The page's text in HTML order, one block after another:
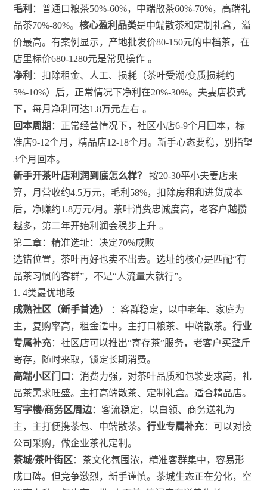
毛利 ：普通口粮茶50%-60%，中端散茶60%-70%，高端礼
品茶70%-80%。核心盈利品类是中端散茶和定制礼盒，溢
价最高。有案例显示，产地批发价80-150元的中档茶，在
店里标价680-1280元是常见操作 。
净利 ：扣除租金、人工、损耗（茶叶受潮/变质损耗约
5%-10%）后，正常情况下净利在20%-30%。夫妻店模式
下，每月净利可达1.8万元左右 。
回本周期 ：正常经营情况下，社区小店6-9个月回本，标
准店9-12个月，精品店12-18个月。新手心态要稳，别指望
3个月回本。
新手开茶叶店利润到底怎么样？
按20-30平小夫妻店来
算，月营收约4.5万元，毛利58%，扣除房租和进货成本
后，净赚约1.8万元/月。茶叶消费忠诚度高，老客户越攒
越多，第二年开始利润会稳步上升 。
第二章：精准选址：决定70%成败
选错位置，茶叶再好也卖不出去。选址的核心是匹配“有
品茶习惯的客群”，不是“人流量大就行”。
1. 4类最优地段
成熟社区（新手首选）
：客群稳定，以中老年、家庭为
主，复购率高，租金适中。主打口粮茶、中端散茶。行业
专属补充：社区店可以推出“寄存茶”服务，老客户买整斤
寄存，随时来取，锁定长期消费。
高端小区门口 ：消费力强，对茶叶品质和包装要求高，礼
品茶需求旺盛。主打高端散茶、定制礼盒。适合精品店。
写字楼/商务区周边：客流稳定，以白领、商务送礼为
主，主打便携茶包、中端散茶。行业专属补充：可以对接
公司采购，做企业茶礼定制。
茶城/茶叶街区：茶文化氛围浓，精准客群集中，容易形
成口碑。但竞争激烈，新手谨慎。茶城生态正在分化，空